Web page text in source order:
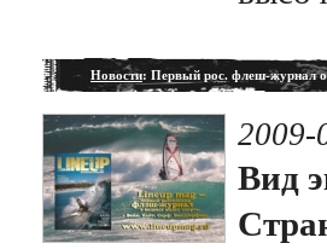
Новости: Первый рос. флеш-журнал
2009-
Вид